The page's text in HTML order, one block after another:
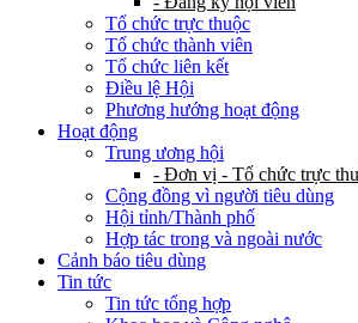
Tổ chức trực thuộc
Tổ chức thành viên
Tổ chức liên kết
Điều lệ Hội
Phương hướng hoạt động
Hoạt động
Trung ương hội
- Đơn vị - Tổ chức trực
Cộng đồng vì người tiêu dùng
Hội tỉnh/Thành phố
Hợp tác trong và ngoài nước
Cảnh báo tiêu dùng
Tin tức
Tin tức tổng hợp